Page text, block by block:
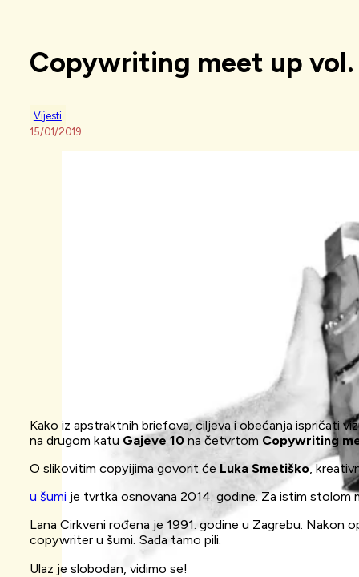
Copywriting meet up
Vijesti
15/01/2019
Kako iz apstraktnih briefova, ciljeva i obećanja ispričati
na drugom katuGajeve 10na četvrtom Copywriting
O slikovitim copyijima govorit će Luka Smetiško,
u šumi je tvrtka osnovana 2014. godine. Za istim stolom
Lana Cirkveni rođena je 1991. godine u Zagrebu.
copywriter u šumi. Sada tamo pili.
Ulaz je slobodan, vidimo se!